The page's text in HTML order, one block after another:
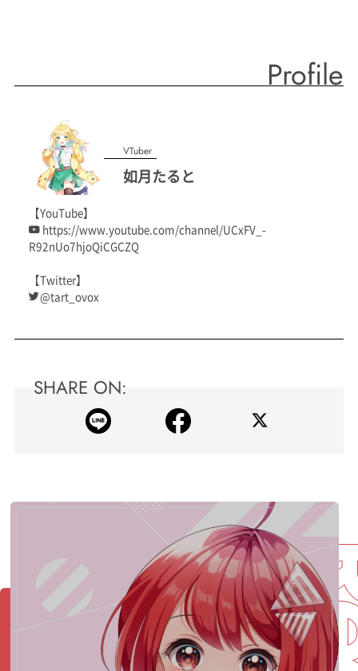
Profile
VTuber
如月たると
【YouTube】
https://www.youtube.com/channel/UCxFV_-
R92nUo7hjoQiCGCZQ
【Twitter】
@tart_ovox
SHARE ON: